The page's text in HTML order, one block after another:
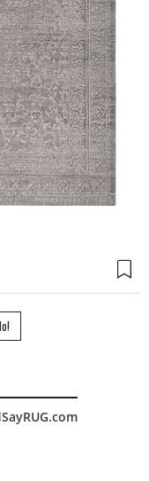
SayRUG.com